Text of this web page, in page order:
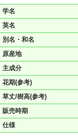
学名
英名
別名・和名
原産地
主成分
花期(参考)
草丈/樹高(参考)
販売時期
仕様